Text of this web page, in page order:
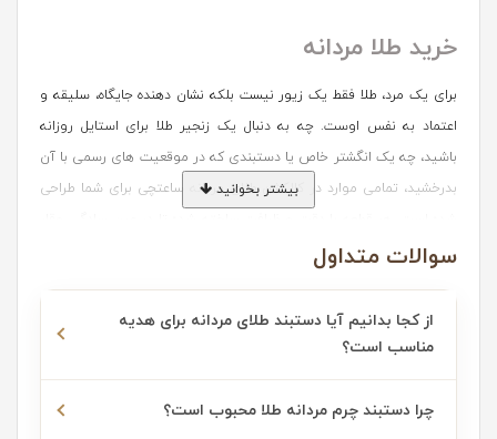
خرید طلا مردانه
برای یک مرد، طلا فقط یک زیور نیست بلکه نشان دهنده جایگاه، سلیقه و
اعتماد به نفس اوست. چه به دنبال یک زنجیر طلا برای استایل روزانه
باشید، چه یک انگشتر خاص یا دستبندی که در موقعیت های رسمی با آن
بدرخشید، تمامی موارد در کالکشن طلای مردانه ساعتچی برای شما طراحی
و جذابیت مردانه را کامل کند.
آشنایی با انواع طلای مردانه در گالری
ساعتچی
بیشتر بخوانید
سوالات متداول
از کجا بدانیم آیا دستبند طلای مردانه برای هدیه
مناسب است؟
چرا دستبند چرم مردانه طلا محبوب است؟